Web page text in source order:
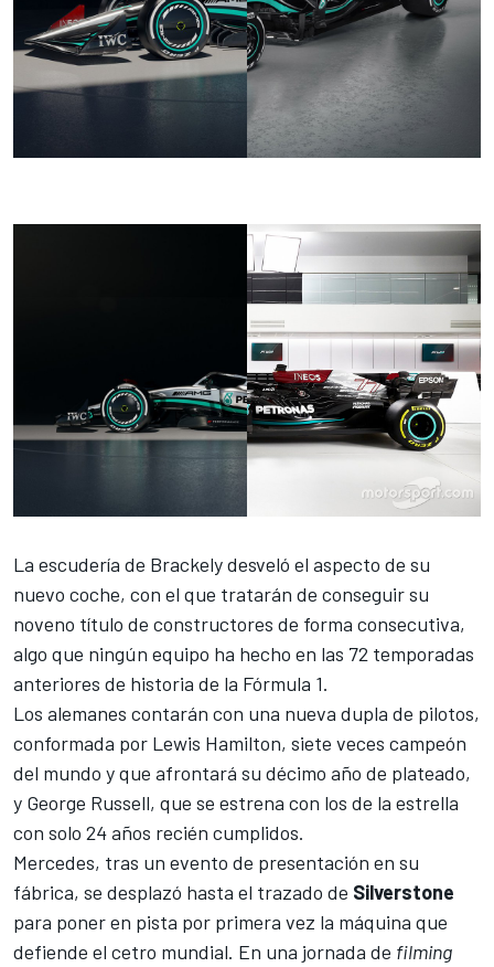
La escudería de Brackely desveló el aspecto de su
nuevo coche, con el que tratarán de conseguir su
noveno título de constructores de forma consecutiva,
algo que ningún equipo ha hecho en las 72 temporadas
anteriores de historia de la Fórmula 1.
Los alemanes contarán con una nueva dupla de pilotos,
conformada por Lewis Hamilton, siete veces campeón
del mundo y que afrontará su décimo año de plateado,
y George Russell, que se estrena con los de la estrella
con solo 24 años recién cumplidos.
Mercedes, tras un evento de presentación en su
fábrica, se desplazó hasta el trazado de Silverstone
para poner en pista por primera vez la máquina que
defiende el cetro mundial. En una jornada de filming